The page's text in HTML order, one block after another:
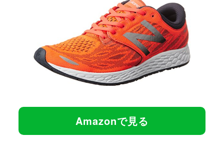
Amazonで見る